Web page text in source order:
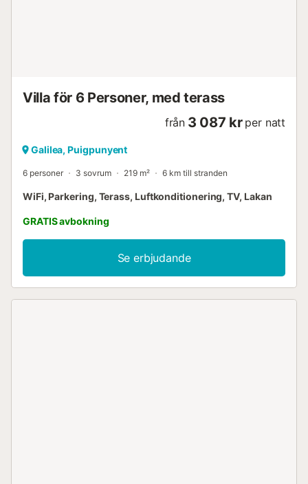
Villa för 6 Personer, med terass
från 3 087 kr per natt
Galilea, Puigpunyent
6 personer 3 sovrum 219 m² 6 km till stranden
WiFi, Parkering, Terass, Luftkonditionering, TV, Lakan
GRATIS avbokning
Se erbjudande